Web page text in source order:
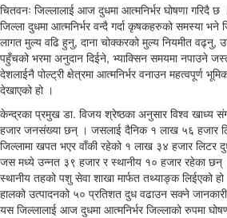
चितवनः जिल्लालाई आज दुधमा आत्मनिर्भर घोषणा गरिदै छ
जिल्ला दुधमा आत्मनिर्भर वन्दै गर्दा कृषकहरुको समस्या
लागत मुल्य वढि हुनु, दाना चोक्करको मुल्य नियमीत वढ्नु,
पहुँचको भरमा अनुदान दिईने, भ्याक्सिन समयमा नपाउने
देशलाईनै पोल्ट्री क्षेत्रमा आत्मनिर्भर वनाउन महत्वपूर्ण
देखाएको हो ।
केन्द्रका प्रमुख डा. विजय श्रेष्ठका अनुसार विश्व खाध्य
हजार जनसंख्या छन् । जसलाई दैनिक १ लाख ५६ हजार
जिल्लामा खपत भएर वाँकी रहेको १ लाख ३४ हजार लिटर
जस मध्ये उन्नत ३९ हजार र स्थानीय १० हजार रहेका
स्थानीय तहको पशु सेवा शाखा मार्फत तथ्याङ्क लिईएको
हालको उत्पादनको ५० प्रतिशत दुध वढाउन सक्ने जानकारी
यस जिल्लालाई आज दुधमा आत्मनिर्भर जिल्लाको रुपमा